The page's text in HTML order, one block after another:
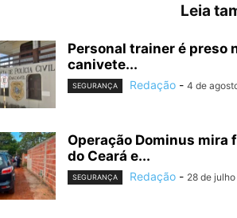
Leia
Personal trainer é preso
canivete...
SEGURANÇA Redação - 4 de
Operação Dominus
do Ceará e...
SEGURANÇA Redação - 28 de